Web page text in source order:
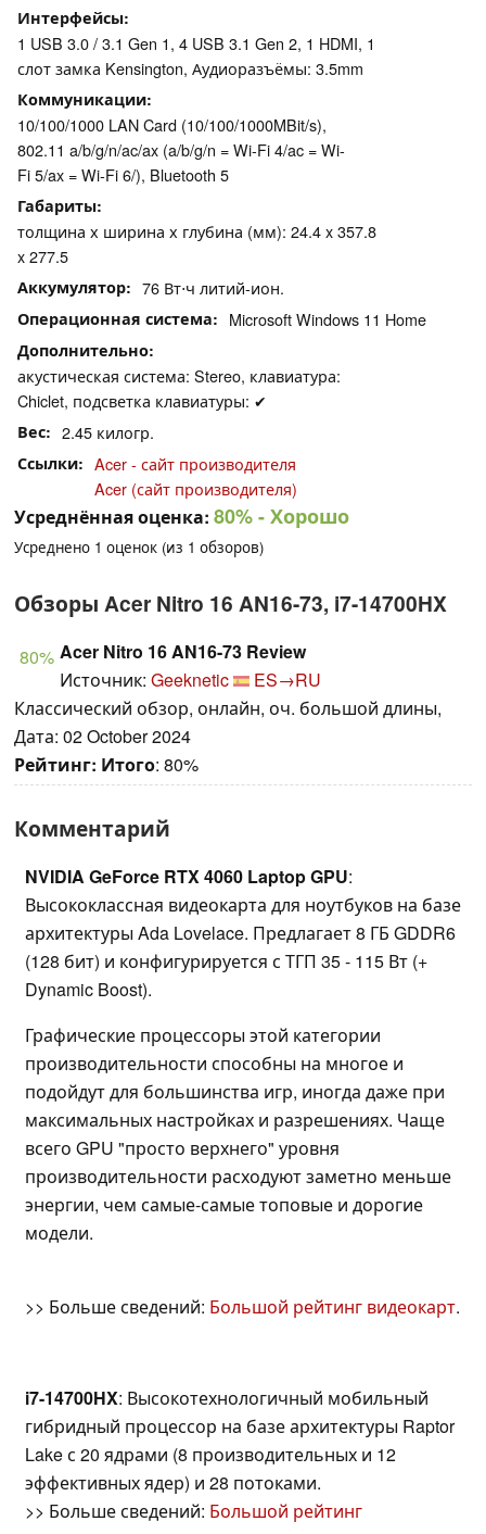
Интерфейсы
1 USB 3.0 / 3.1 Gen 1, 4 USB 3.1 Gen 2, 1 HDMI, 1
слот замка Kensington, Аудиоразъёмы: 3.5mm
Коммуникации
10/100/1000 LAN Card (10/100/1000MBit/s),
802.11 a/b/g/n/ac/ax (a/b/g/n = Wi-Fi 4/ac = Wi-
Fi 5/ax = Wi-Fi 6/), Bluetooth 5
Габариты
толщина х ширина х глубина (мм): 24.4 x 357.8
x 277.5
Аккумулятор 76 Вт⋅ч литий-ион.
Операционная система Microsoft Windows 11 Home
Дополнительно
акустическая система: Stereo, клавиатура:
Chiclet, подсветка клавиатуры: ✔
Вес 2.45 килогр.
Ссылки
Acer - сайт производителя
Acer (сайт производителя)
Усреднённая оценка: 80%- Хорошо
Усреднено 1 оценок (из 1 обзоров)
Обзоры Acer Nitro 16 AN16-73, i7-14700HX
80% Acer Nitro 16 AN16-73 Review
Источник: Geeknetic
ES→RU
Классический обзор, онлайн, оч. большой длины,
Дата: 02 October 2024
Рейтинг: Итого: 80%
Комментарий
NVIDIA GeForce RTX 4060 Laptop GPU:
Высококлассная видеокарта для ноутбуков на базе
архитектуры Ada Lovelace. Предлагает 8 ГБ GDDR6
(128 бит) и конфигурируется с ТГП 35 - 115 Вт (+
Dynamic Boost).
Графические процессоры этой категории
производительности способны на многое и
подойдут для большинства игр, иногда даже при
максимальных настройках и разрешениях. Чаще
всего GPU "просто верхнего" уровня
производительности расходуют заметно меньше
энергии, чем самые-самые топовые и дорогие
модели.
>> Больше сведений: Большой рейтинг видеокарт.
i7-14700HX: Высокотехнологичный мобильный
гибридный процессор на базе архитектуры Raptor
Lake с 20 ядрами (8 производительных и 12
эффективных ядер) и 28 потоками.
>> Больше сведений: Большой рейтинг